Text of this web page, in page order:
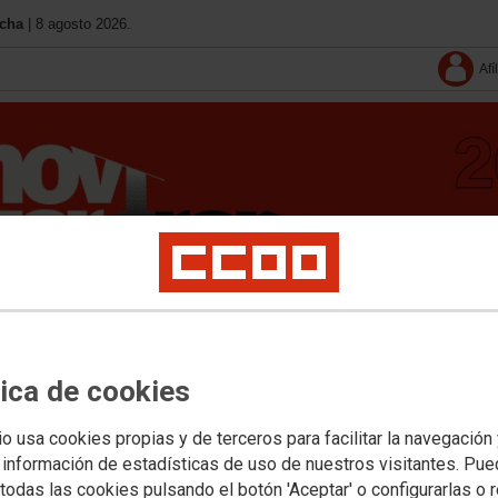
de cookies
usa cookies propias y de terceros para facilitar la navegación
de estadísticas de uso de nuestros visitantes.
las cookies pulsando el botón 'Aceptar' o configurarlas o
| 8 agosto 2026.
Unión Provincial de Ciudad Real